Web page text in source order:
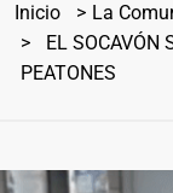
Inicio
La
EL SOCAVÓN
PEATONES